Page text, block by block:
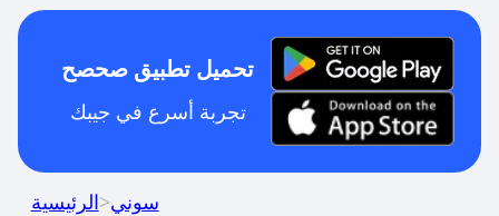
تحميل تطبيق صحصح
تجربة أسرع في جيبك
الرئيسية>سوني